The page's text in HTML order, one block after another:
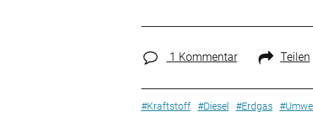
1 Kommentar Teilen
#Kraftstoff #Diesel #Erdgas